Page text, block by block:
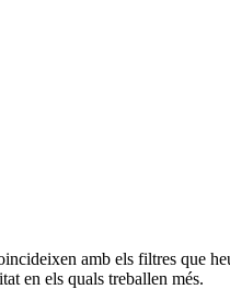
amb els filtres que
en els quals treballen més.